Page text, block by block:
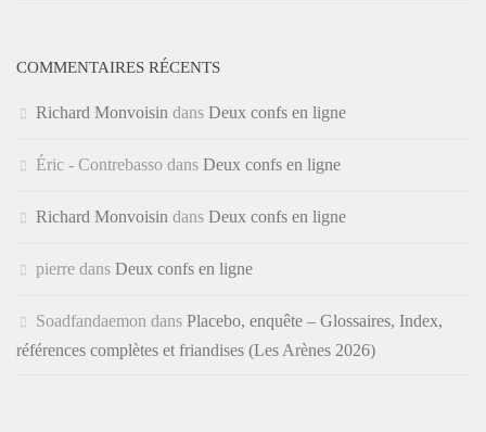
COMMENTAIRES RÉCENTS
Richard Monvoisin dans Deux confs en ligne
Éric - Contrebasso dans Deux confs en ligne
Richard Monvoisin dans Deux confs en ligne
pierre dans Deux confs en ligne
Soadfandaemon dans Placebo, enquête – Glossaires, Index,
références complètes et friandises (Les Arènes 2026)